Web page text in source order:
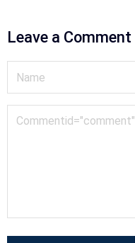
Leave a Comment